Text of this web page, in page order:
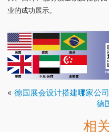
业的成功展示。
« 德国展会设计搭建哪家公
德
相